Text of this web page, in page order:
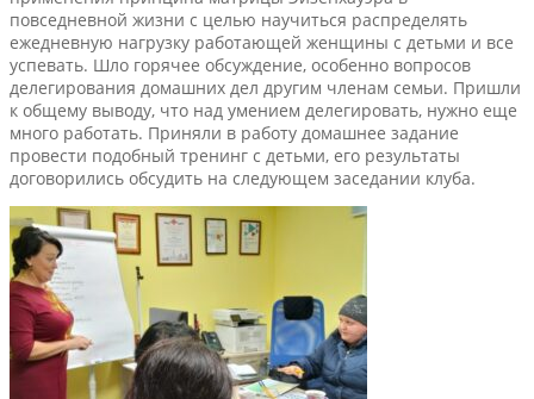
повседневной жизни с целью научиться распределять
ежедневную нагрузку работающей женщины с детьми и все
успевать. Шло горячее обсуждение, особенно вопросов
делегирования домашних дел другим членам семьи. Пришли
к общему выводу, что над умением делегировать, нужно еще
много работать. Приняли в работу домашнее задание
провести подобный тренинг с детьми, его результаты
договорились обсудить на следующем заседании клуба.